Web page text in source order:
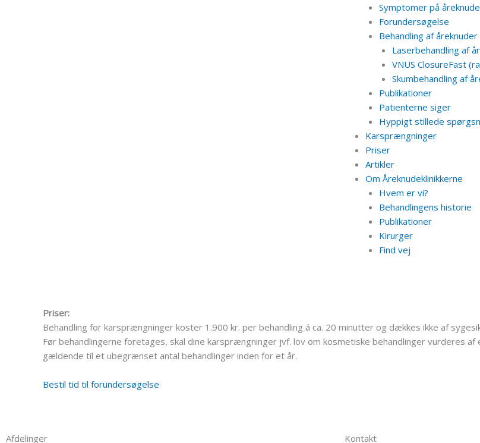
Symptomer på
Forundersøgelse
Behandling af åreknuder
Laserbehandling af
VNUS ClosureFast
Skumbehandling af
Publikationer
Patienterne siger
Hyppigt stillede
Karsprængninger
Priser
Artikler
Om Åreknudeklinikkerne
Hvem er vi?
Behandlingens historie
Publikationer
Kirurger
Find vej
Priser:
Behandling for karsprængninger koster 1.900 kr. per behandling á ca. 20 minutter og dækkes ikke af
Før behandlingerne foretages, skal dine karsprængninger jvf. lov om kosmetiske behandlinger vurderes
gældende til et ubegrænset antal behandlinger inden for et år.
Bestil tid til forundersøgelse
Afdelinger Kontakt